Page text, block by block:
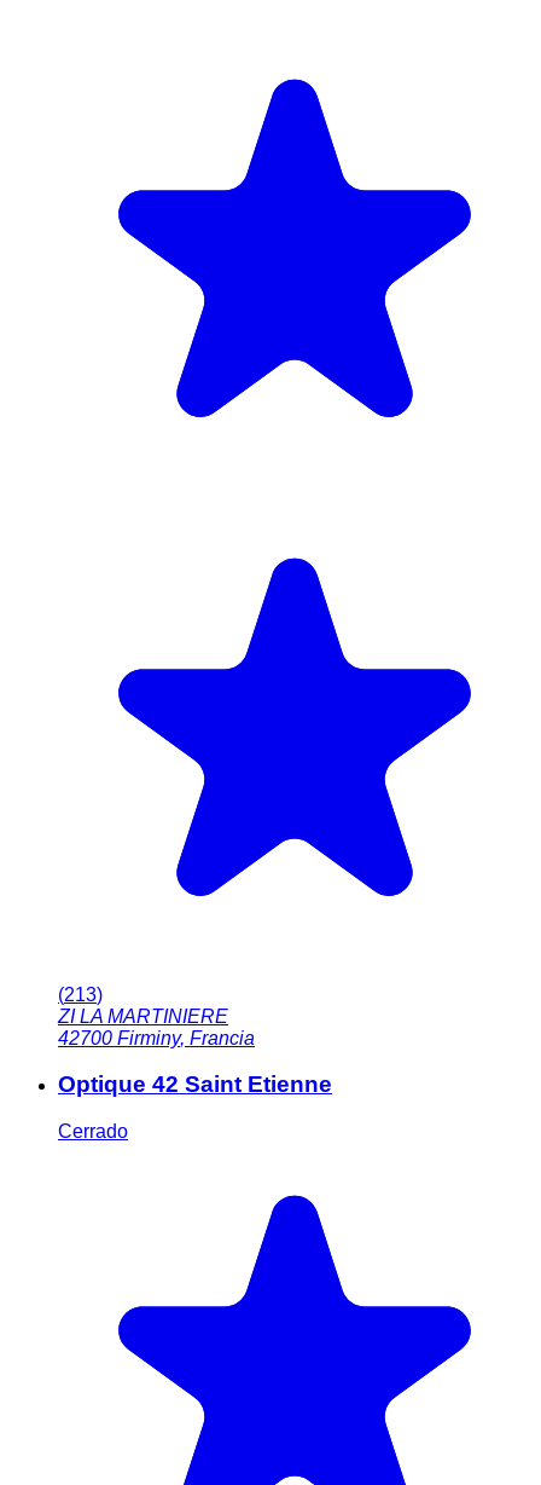
(213)
ZI LA MARTINIERE
42700 Firminy, Francia
Optique 42 Saint Etienne
Cerrado